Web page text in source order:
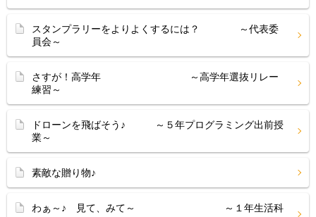
スタンプラリーをよりよくするには？ ～代表委
員会～
さすが！高学年 ～高学年選抜リレー
練習～
ドローンを飛ばそう♪ ～５年プログラミング出前授
業～
素敵な贈り物♪
わぁ～♪ 見て、みて～ ～１年生活科